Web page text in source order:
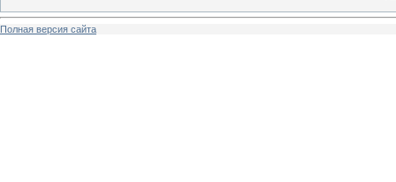
Полная версия сайта